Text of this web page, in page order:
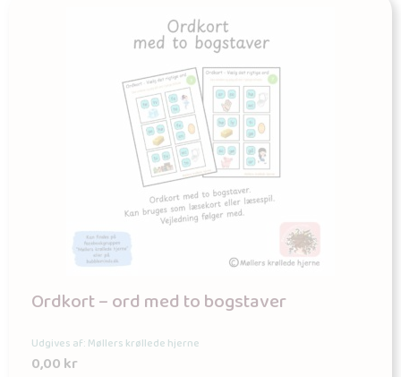
Ordkort – ord med to bogstaver
Udgives af: Møllers krøllede hjerne
0,00kr